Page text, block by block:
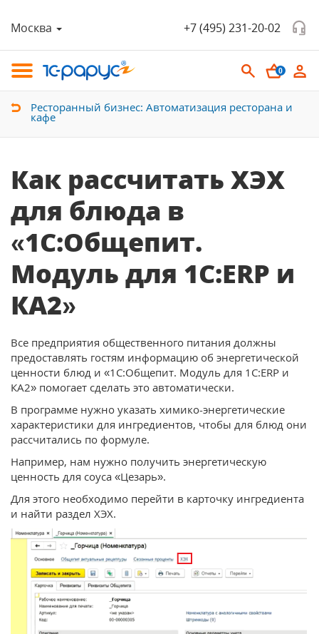
Москва +7 (495) 231-20-02
0
Ресторанный бизнес: Автоматизация ресторана и
кафе
Как рассчитать ХЭХ
для блюда в
«1С:Общепит.
Модуль для 1С:ERP и
КА2»
Все предприятия общественного питания должны
предоставлять гостям информацию об энергетической
ценности блюд и «1С:Общепит. Модуль для 1С:ERP и
КА2» помогает сделать это автоматически.
В программе нужно указать химико-энергетические
характеристики для ингредиентов, чтобы для блюд они
рассчитались по формуле.
Например, нам нужно получить энергетическую
ценность для соуса «Цезарь».
Для этого необходимо перейти в карточку ингредиента
и найти раздел ХЭХ.